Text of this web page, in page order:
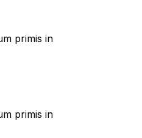
primis in
primis in